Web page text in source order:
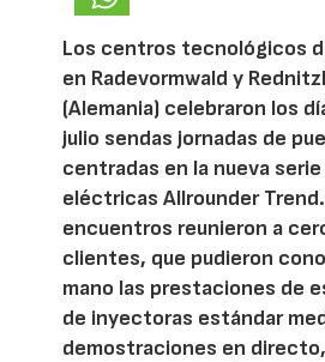
Los centros tecnológicos
en Radevormwald y
(Alemania) celebraron los
julio sendas jornadas de
centradas en la nueva
eléctricas Allrounder
encuentros reunieron a
clientes, que pudieron
mano las prestaciones de
de inyectoras estándar
demostraciones en directo,